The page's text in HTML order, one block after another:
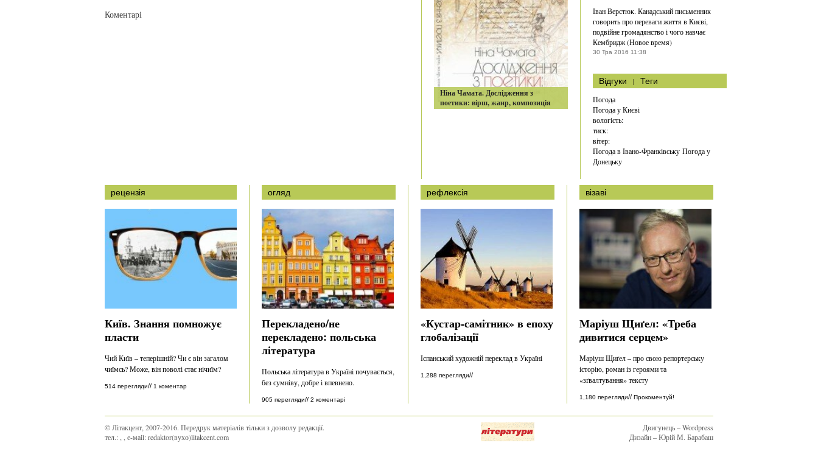
Коментарі
Ніна Чамата. Дослідження з
поетики: вірш, жанр, композиція
Іван Верстюк. Канадський письменник
говорить про переваги життя в Києві,
подвійне громадянство і чого навчає
Кембридж (Новое время)
30 Тра 2016 11:38
Відгуки |
Теги
Погода
Погода уКиєві
вологість:
тиск:
вітер:
Погода в Івано-Франківську Погода у
Донецьку
рецензія
Київ. Знання помножує
пласти
Чий Київ – теперішній? Чи є він загалом
чиїмсь? Може, він поволі стає нічиїм?
514 перегляди// 1 коментар
огляд
Перекладено/не
перекладено: польська
література
Польська література в Україні почувається,
без сумніву, добре і впевнено.
905 перегляди// 2 коментарі
рефлексія
«Кустар-самітник» в епоху
глобалізації
Іспанський художній переклад в Україні
1,288 перегляди//
візаві
Маріуш Щиґел: «Треба
дивитися серцем»
Маріуш Щиґел – про свою репортерську
історію, роман із героями та
«зґвалтування» тексту
1,180 перегляди// Прокоментуй!
© Літакцент, 2007-2016. Передрук матеріалів тільки з дозволу редакції.
тел.:
, е-маіl:redaktor(вухо)litakcent.com
Двигунець – Wordpress
Дизайн – Юрій М. Барабаш